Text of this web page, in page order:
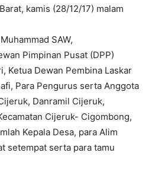
kamis (28/12/17) malam
SAW,
Pimpinan Pusat (DPP)
Ketua Dewan Pembina Laskar
Para Pengurus serta Anggota
Danramil Cijeruk,
Cijeruk- Cigombong,
Kepala Desa, para Alim
setempat serta para tamu